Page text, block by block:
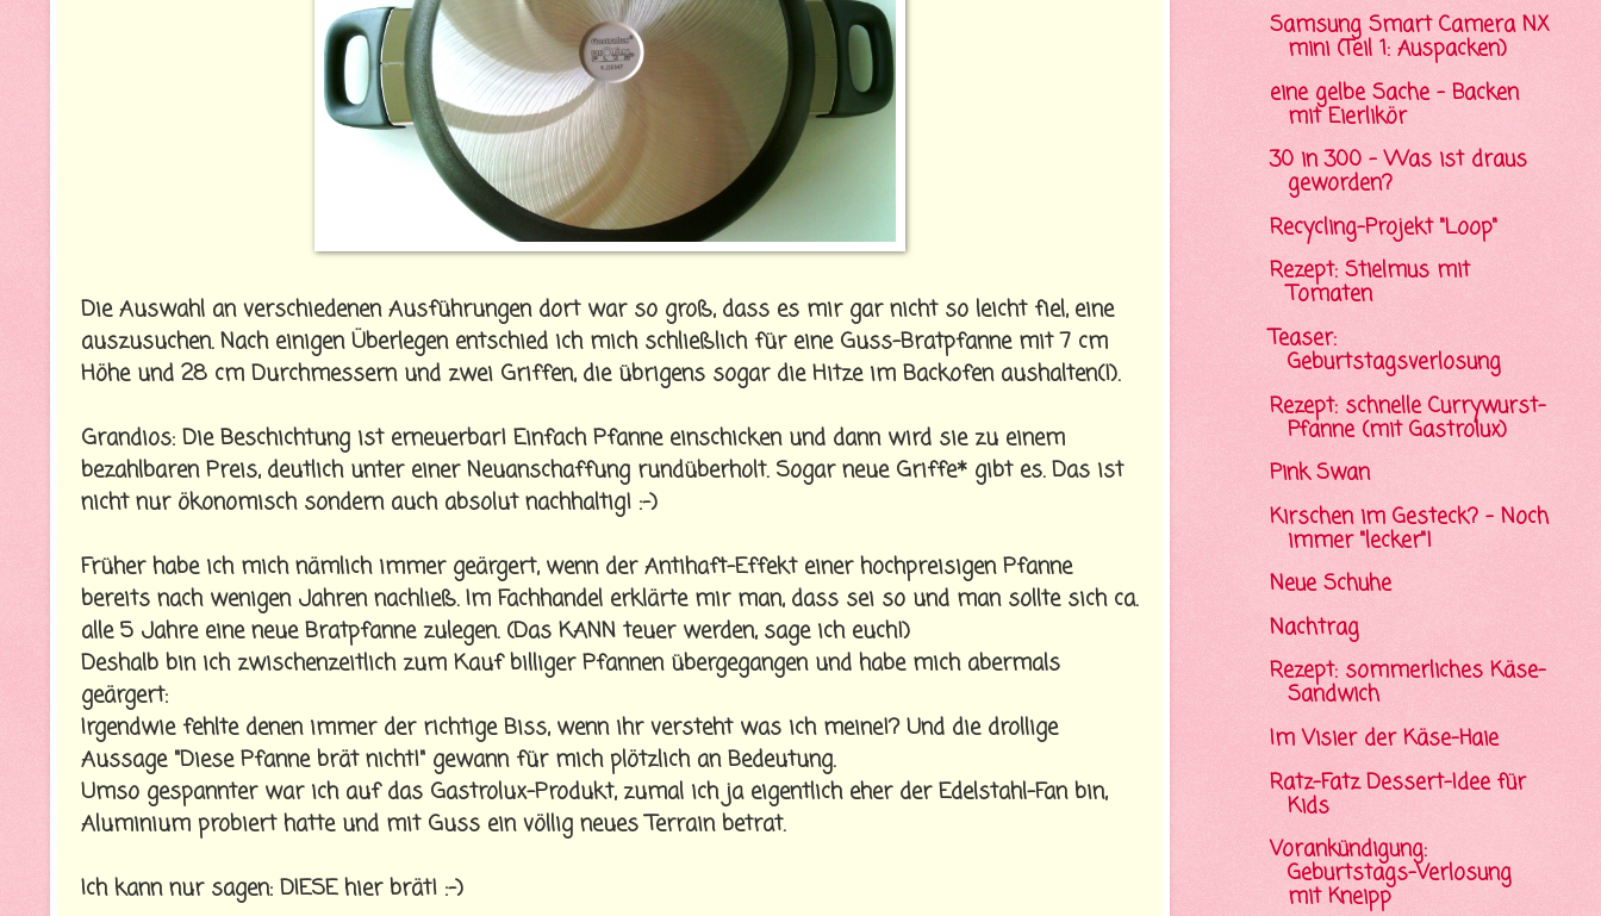
Die Auswahl an verschiedenen Ausführungen dort war so groß, dass es mir gar nicht so leicht fiel, eine
auszusuchen. Nach einigen Überlegen entschied ich mich schließlich für eine Guss-Bratpfanne mit 7 cm
Höhe und 28 cm Durchmessern und zwei Griffen, die übrigens sogar die Hitze im Backofen aushalten(!).
Grandios: Die Beschichtung ist erneuerbar! Einfach Pfanne einschicken und dann wird sie zu einem
bezahlbaren Preis, deutlich unter einer Neuanschaffung rundüberholt. Sogar neue Griffe* gibt es. Das ist
nicht nur ökonomisch sondern auch absolut nachhaltig! :-)
Früher habe ich mich nämlich immer geärgert, wenn der Antihaft-Effekt einer hochpreisigen Pfanne
bereits nach wenigen Jahren nachließ. Im Fachhandel erklärte mir man, dass sei so und man sollte sich ca.
alle 5 Jahre eine neue Bratpfanne zulegen. (Das KANN teuer werden, sage ich euch!)
Deshalb bin ich zwischenzeitlich zum Kauf billiger Pfannen übergegangen und habe mich abermals
geärgert:
Irgendwie fehlte denen immer der richtige Biss, wenn ihr versteht was ich meine!? Und die drollige
Aussage "Diese Pfanne brät nicht!" gewann für mich plötzlich an Bedeutung.
Umso gespannter war ich auf das Gastrolux-Produkt, zumal ich ja eigentlich eher der Edelstahl-Fan bin,
Aluminium probiert hatte und mit Guss ein völlig neues Terrain betrat.
Ich kann nur sagen: DIESE hier brät! :-)
Samsung Smart Camera NX
mini (Teil 1: Auspacken)
eine gelbe Sache - Backen
mit Eierlikör
30 in 300 - Was ist draus
geworden?
Recycling-Projekt "Loop"
Rezept: Stielmus mit
Tomaten
Teaser:
Geburtstagsverlosung
Rezept: schnelle Currywurst-
Pfanne (mit Gastrolux)
Pink Swan
Kirschen im Gesteck? - Noch
immer "lecker"!
Neue Schuhe
Nachtrag
Rezept: sommerliches Käse-
Sandwich
Im Visier der Käse-Haie
Ratz-Fatz Dessert-Idee für
Kids
Vorankündigung:
Geburtstags-Verlosung
mit Kneipp